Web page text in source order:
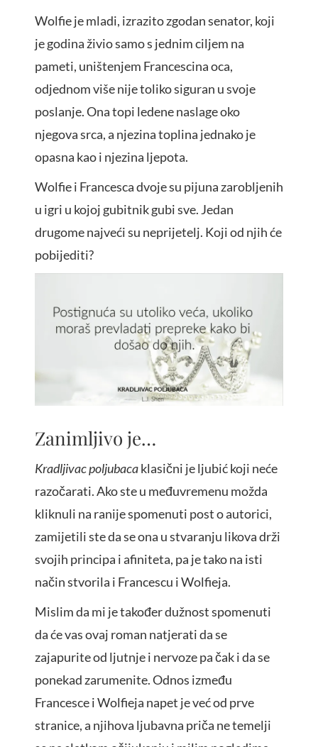
Wolfie je mladi, izrazito zgodan senator, koji
je godina živio samo s jednim ciljem na
pameti, uništenjem Francescina oca,
odjednom više nije toliko siguran u svoje
poslanje. Ona topi ledene naslage oko
njegova srca, a njezina toplina jednako je
opasna kao i njezina ljepota.
Wolfie i Francesca dvoje su pijuna zarobljenih
u igri u kojoj gubitnik gubi sve. Jedan
drugome najveći su neprijetelj. Koji od njih će
pobijediti?
Zanimljivo je…
Kradljivac poljubacaklasični je ljubić koji neće
razočarati. Ako ste u međuvremenu možda
kliknuli na ranije spomenuti post o autorici,
zamijetili ste da se ona u stvaranju likova drži
svojih principa i afiniteta, pa je tako na isti
način stvorila i Francescu i Wolfieja.
Mislim da mi je također dužnost spomenuti
da će vas ovaj roman natjerati da se
zajapurite od ljutnje i nervoze pa čak i da se
ponekad zarumenite. Odnos između
Francesce i Wolfieja napet je već od prve
stranice, a njihova ljubavna priča ne temelji